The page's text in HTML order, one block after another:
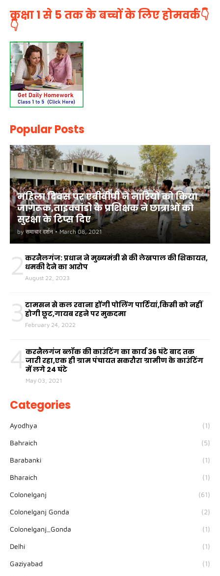
कक्षा 1 से 5 तक के बच्चों के लिए होमवर्क👇
👇
Popular Posts
महिला दिवस पर एबीवीपी ने नारियों को किया
जागरूक,ताइक्वांडो के प्रशिक्षक ने छात्राओं को
सुरक्षा के टिप्स दिए
by समाचार दर्शन • March 08, 2021
2 करनैलगंज: प्रधान ने मुख्यमंत्री से की लेखपाल की शिकायत,
धमकी देने का आरोप
August 22, 2023
3 टामसन से कल रवाना होंगी पोलिंग पार्टियां,किसी को नहीं
होगी छूट,गायब रहने पर मुकदमा
February 24, 2022
4 करनैलगंज ब्लॉक की काउंटिंग का कार्य 36 घंटे बाद तक
जारी रहा,एक ही ग्राम पंचायत सकरौरा ग्रामीण के काउंटिंग
में लगे 24 घंटे
May 03, 2021
Categories
Ayodhya (1)
Bahraich (5)
Barabanki (1)
Bharaich (1)
Colonelganj (61)
Colonelganj Gonda (2)
Colonelganj_Gonda (1)
Delhi (1)
Gaziyabad (1)